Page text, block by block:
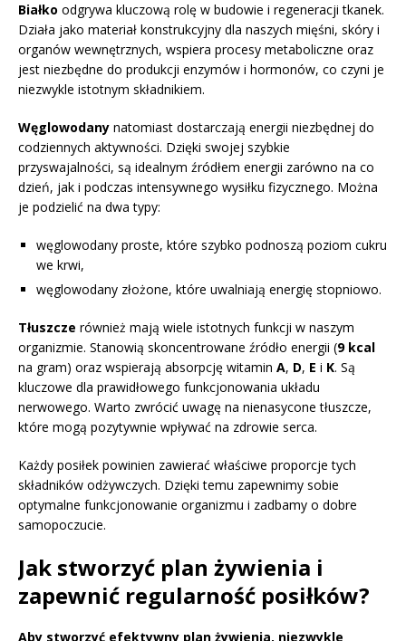
Białko odgrywa kluczową rolę w budowie i regeneracji tkanek.
Działa jako materiał konstrukcyjny dla naszych mięśni, skóry i
organów wewnętrznych, wspiera procesy metaboliczne oraz
jest niezbędne do produkcji enzymów i hormonów, co czyni je
niezwykle istotnym składnikiem.
Węglowodany natomiast dostarczają energii niezbędnej do
codziennych aktywności. Dzięki swojej szybkie
przyswajalności, są idealnym źródłem energii zarówno na co
dzień, jak i podczas intensywnego wysiłku fizycznego. Można
je podzielić na dwa typy:
węglowodany proste, które szybko podnoszą poziom cukru
we krwi,
węglowodany złożone, które uwalniają energię stopniowo.
Tłuszcze również mają wiele istotnych funkcji w naszym
organizmie. Stanowią skoncentrowane źródło energii (9 kcal
na gram) oraz wspierają absorpcję witamin A, D, E i K. Są
kluczowe dla prawidłowego funkcjonowania układu
nerwowego. Warto zwrócić uwagę na nienasycone tłuszcze,
które mogą pozytywnie wpływać na zdrowie serca.
Każdy posiłek powinien zawierać właściwe proporcje tych
składników odżywczych. Dzięki temu zapewnimy sobie
optymalne funkcjonowanie organizmu i zadbamy o dobre
samopoczucie.
Jak stworzyć plan żywienia i
zapewnić regularność posiłków?
Aby stworzyć efektywny plan żywienia, niezwykle